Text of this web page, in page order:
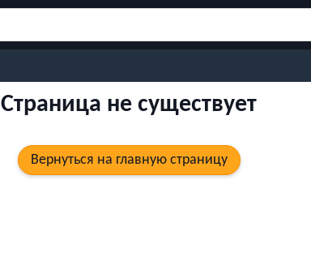
Страница не существует
Вернуться на главную страницу